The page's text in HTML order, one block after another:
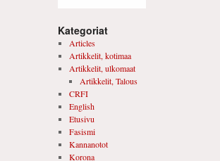
Kategoriat
Articles
Artikkelit, kotimaa
Artikkelit, ulkomaat
Artikkelit, Talous
CRFI
English
Etusivu
Fasismi
Kannanotot
Korona